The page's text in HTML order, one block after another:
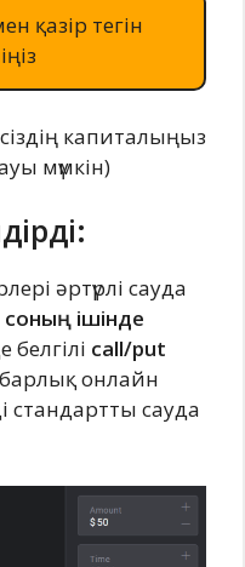
қазір тегін
капиталыңыз
мүмкін)
әртүрлі сауда
соның ішінде
белгілі call/put
барлық онлайн
стандартты сауда